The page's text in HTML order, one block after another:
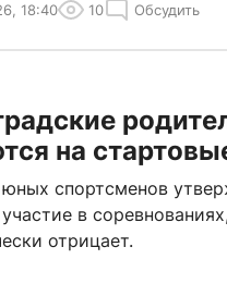
18:40 10 Обсудить
на
спортсменов
в
отрицает.